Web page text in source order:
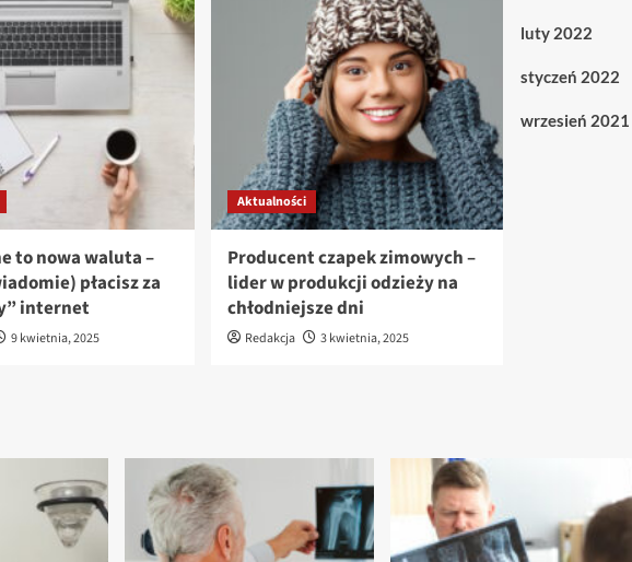
to nowa waluta –
płacisz za
internet
9 kwietnia, 2025
Aktualności
Producent czapek zimowych –
lider w produkcji odzieży na
chłodniejsze dni
Redakcja 3 kwietnia, 2025
luty 2022
styczeń 2022
wrzesień 2021